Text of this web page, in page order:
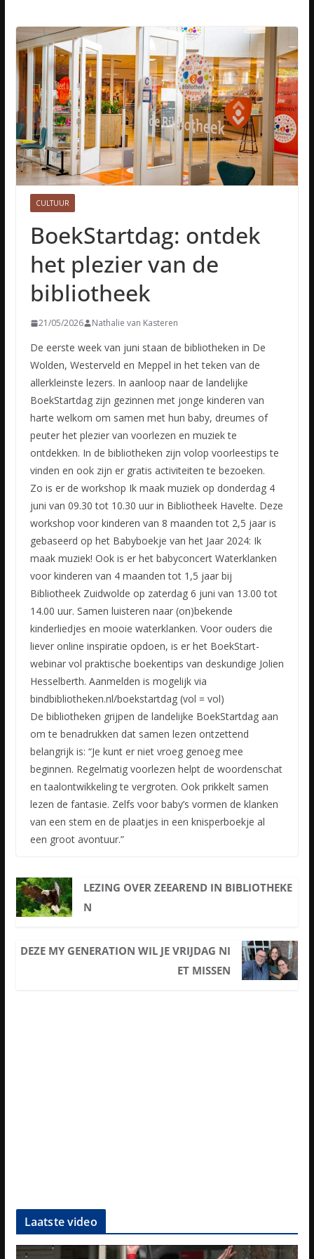
CULTUUR
BoekStartdag: ontdek
het plezier van de
bibliotheek
21/05/2026 Nathalie van Kasteren
De eerste week van juni staan de bibliotheken in De
Wolden, Westerveld en Meppel in het teken van de
allerkleinste lezers. In aanloop naar de landelijke
BoekStartdag zijn gezinnen met jonge kinderen van
harte welkom om samen met hun baby, dreumes of
peuter het plezier van voorlezen en muziek te
ontdekken. In de bibliotheken zijn volop voorleestips te
vinden en ook zijn er gratis activiteiten te bezoeken.
Zo is er de workshop Ik maak muziek op donderdag 4
juni van 09.30 tot 10.30 uur in Bibliotheek Havelte. Deze
workshop voor kinderen van 8 maanden tot 2,5 jaar is
gebaseerd op het Babyboekje van het Jaar 2024: Ik
maak muziek! Ook is er het babyconcert Waterklanken
voor kinderen van 4 maanden tot 1,5 jaar bij
Bibliotheek Zuidwolde op zaterdag 6 juni van 13.00 tot
14.00 uur. Samen luisteren naar (on)bekende
kinderliedjes en mooie waterklanken. Voor ouders die
liever online inspiratie opdoen, is er het BoekStart-
webinar vol praktische boekentips van deskundige Jolien
Hesselberth. Aanmelden is mogelijk via
bindbibliotheken.nl/boekstartdag (vol = vol)
De bibliotheken grijpen de landelijke BoekStartdag aan
om te benadrukken dat samen lezen ontzettend
belangrijk is: “Je kunt er niet vroeg genoeg mee
beginnen. Regelmatig voorlezen helpt de woordenschat
en taalontwikkeling te vergroten. Ook prikkelt samen
lezen de fantasie. Zelfs voor baby’s vormen de klanken
van een stem en de plaatjes in een knisperboekje al
een groot avontuur.”
LEZING OVER ZEEAREND IN BIBLIOTHEKE
N
DEZE MY GENERATION WIL JE VRIJDAG NI
ET MISSEN
Laatste video